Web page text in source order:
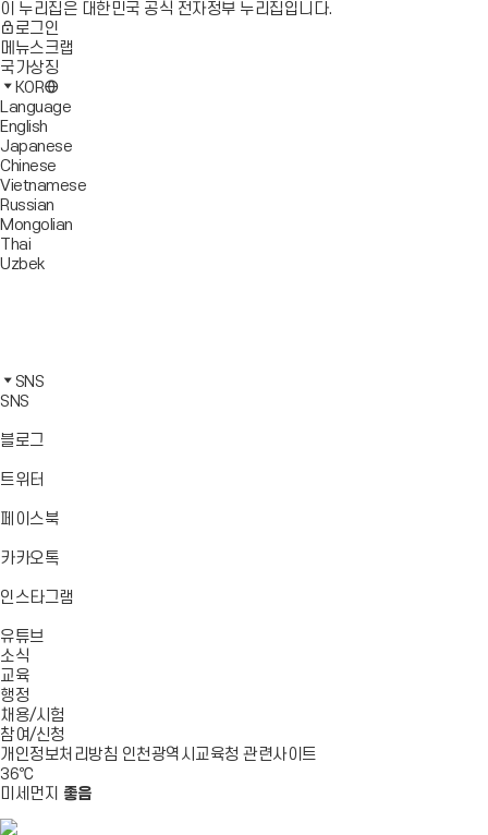
이 누리집은 대한민국 공식 전자정부 누리집입니다.
로그인
메뉴스크랩
국가상징
KOR
Language
English
Japanese
Chinese
Vietnamese
Russian
Mongolian
Thai
Uzbek
가
기
로
가
북
바
가
타
그
바
가
카
오
바
가
SNS
SNS
블로그
트위터
가
페이스북바
가
카카오톡바
가
인스타그램
유튜브
소식
교육
행정
채용/시험
참여/신청
개인정보처리방침 인천광역시교육청 관련사이트
36℃
미세먼지 좋음